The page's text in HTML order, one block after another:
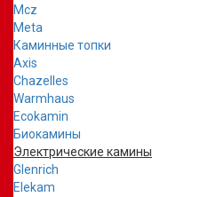
Mcz
Meta
Каминные топки
Axis
Chazelles
Warmhaus
Ecokamin
Биокамины
Электрические камины
Glenrich
Elekam